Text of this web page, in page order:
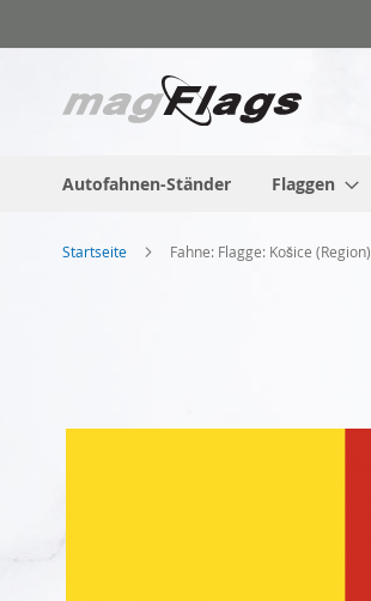
Inhalt
Autofahnen-Ständer Flaggen
Startseite Fahne: Flagge: Košice (Region)